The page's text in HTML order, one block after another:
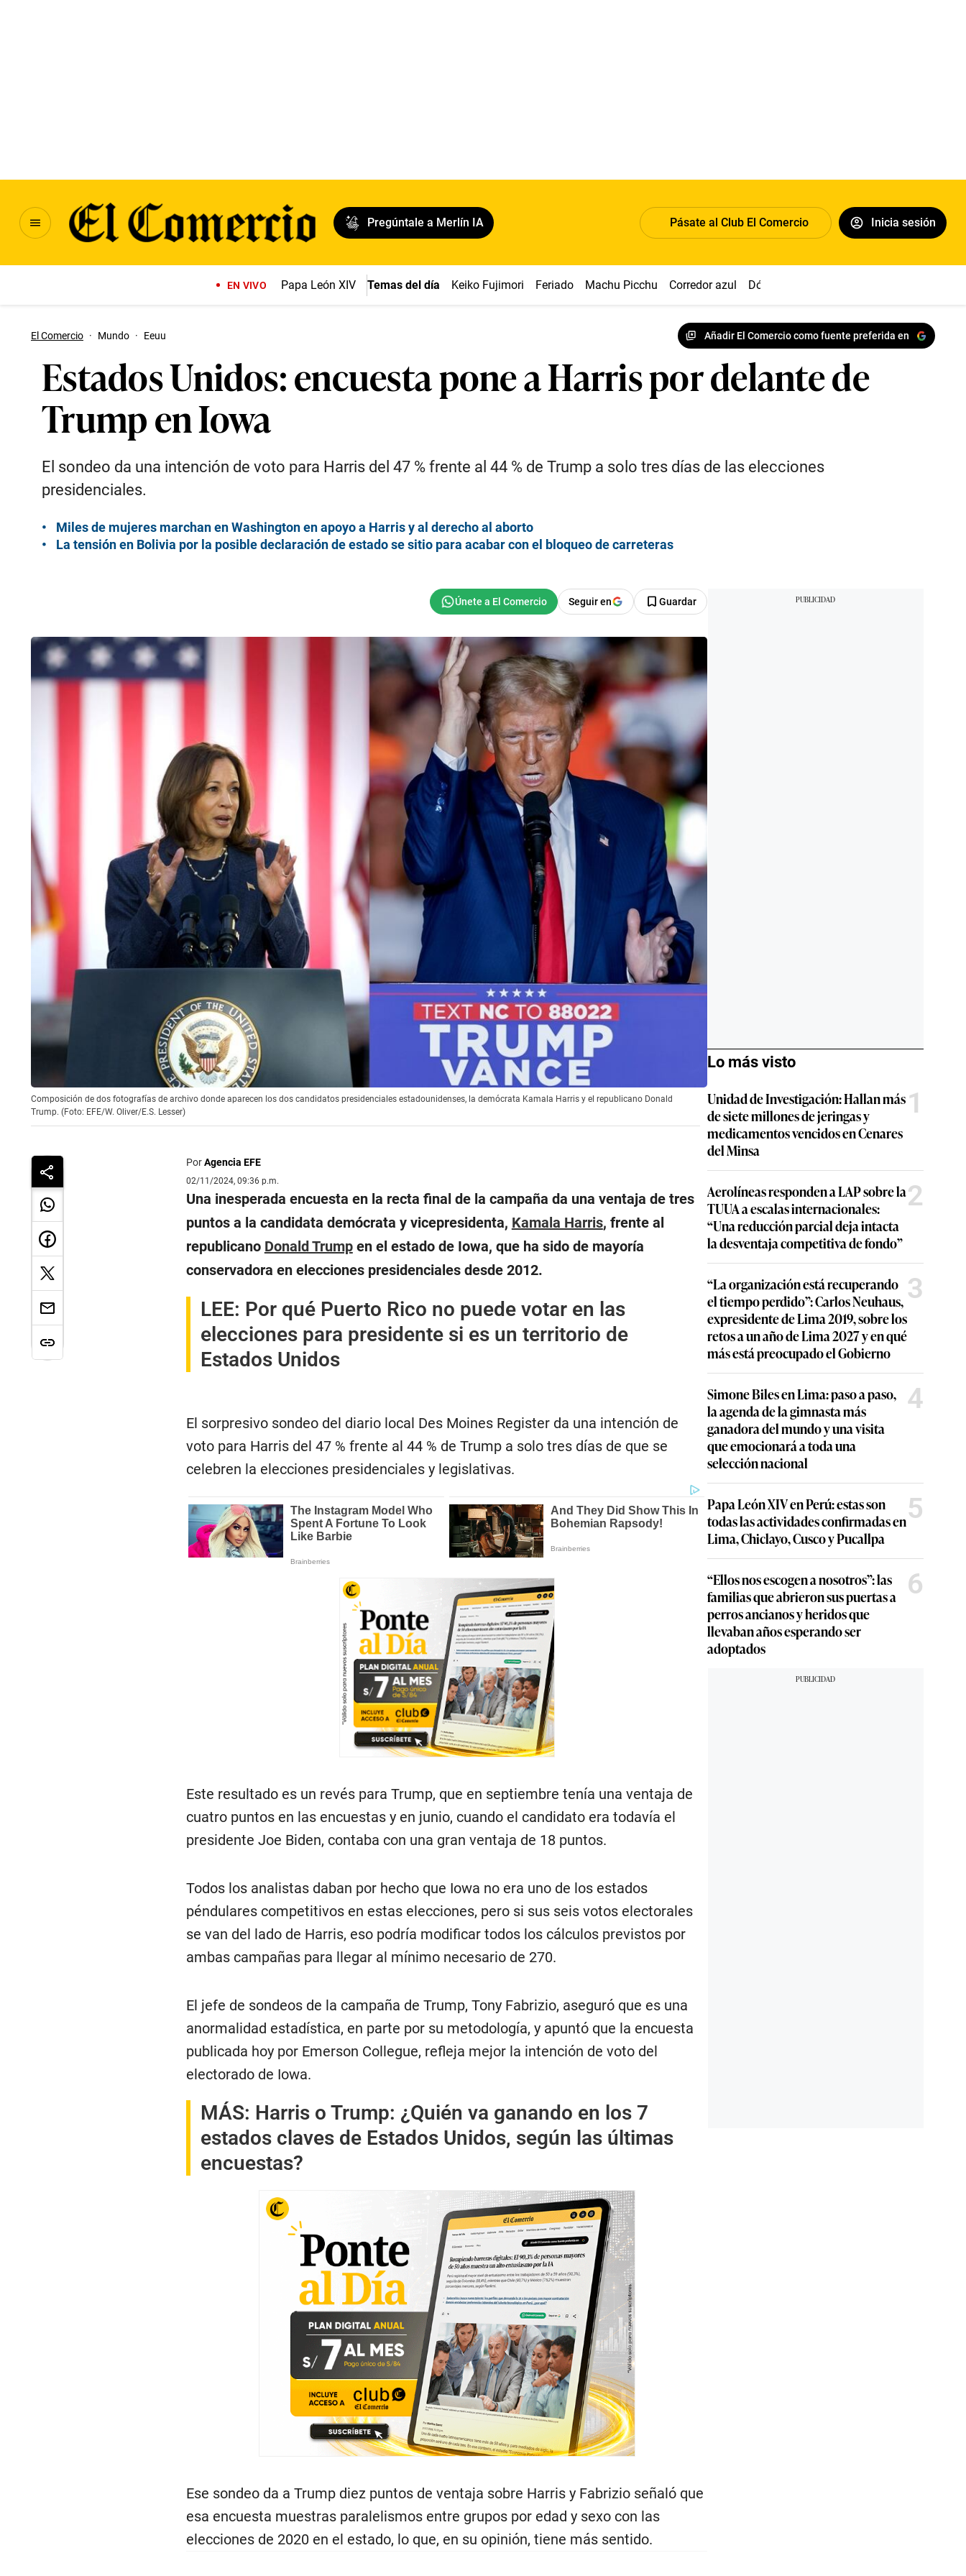
Pregúntale a Merlín IA Pásate al Club El Comercio Inicia sesión
EN VIVO Papa León XIV Temas del día Keiko Fujimori Feriado Machu Picchu Corredor azul Dólar
El Comercio · Mundo · Eeuu Añadir El Comercio como fuente preferida en
Estados Unidos: encuesta pone a Harris por delante de
Trump en Iowa
El sondeo da una intención de voto para Harris del 47 % frente al 44 % de Trump a solo tres días de las elecciones
presidenciales.
Miles de mujeres marchan en Washington en apoyo a Harris y al derecho al aborto
La tensión en Bolivia por la posible declaración de estado se sitio para acabar con el bloqueo de carreteras
Seguir en Guardar
Composición de dos fotografías de archivo donde aparecen los dos candidatos presidenciales estadounidenses, la demócrata Kamala Harris y el republicano Donald
Trump. (Foto: EFE/W. Oliver/E.S. Lesser)
PorAgencia EFE
02/11/2024, 09:36 p.m.
Una inesperada encuesta en la recta final de la campaña da una ventaja de tres
puntos a la candidata demócrata y vicepresidenta, Kamala Harris, frente al
republicano Donald Trumpen el estado de Iowa, que ha sido de mayoría
conservadora en elecciones presidenciales desde 2012.
LEE: Por qué Puerto Rico no puede votar en las
elecciones para presidente si es un territorio de
Estados Unidos
El sorpresivo sondeo del diario local Des Moines Register da una intención de
voto para Harris del 47 % frente al 44 % de Trump a solo tres días de que se
celebren la elecciones presidenciales y legislativas.
Este resultado es un revés para Trump, que en septiembre tenía una ventaja de
cuatro puntos en las encuestas y en junio, cuando el candidato era todavía el
presidente Joe Biden, contaba con una gran ventaja de 18 puntos.
Todos los analistas daban por hecho que Iowa no era uno de los estados
péndulares competitivos en estas elecciones, pero si sus seis votos electorales
se van del lado de Harris, eso podría modificar todos los cálculos previstos por
ambas campañas para llegar al mínimo necesario de 270.
El jefe de sondeos de la campaña de Trump, Tony Fabrizio, aseguró que es una
anormalidad estadística, en parte por su metodología, y apuntó que la encuesta
publicada hoy por Emerson Collegue, refleja mejor la intención de voto del
electorado de Iowa.
MÁS: Harris o Trump: ¿Quién va ganando en los 7
estados claves de Estados Unidos, según las últimas
encuestas?
Ese sondeo da a Trump diez puntos de ventaja sobre Harris y Fabrizio señaló que
esa encuesta muestras paralelismos entre grupos por edad y sexo con las
elecciones de 2020 en el estado, lo que, en su opinión, tiene más sentido.
Lo más visto
Unidad de Investigación: Hallan más
de siete millones de jeringas y
medicamentos vencidos en Cenares
del Minsa
1
Aerolíneas responden a LAP sobre la
TUUA a escalas internacionales:
“Una reducción parcial deja intacta
la desventaja competitiva de fondo”
2
“La organización está recuperando
el tiempo perdido”: Carlos Neuhaus,
expresidente de Lima 2019, sobre los
retos a un año de Lima 2027 y en qué
más está preocupado el Gobierno
3
Simone Biles en Lima: paso a paso,
la agenda de la gimnasta más
ganadora del mundo y una visita
que emocionará a toda una
selección nacional
4
Papa León XIV en Perú: estas son
todas las actividades confirmadas en
Lima, Chiclayo, Cusco y Pucallpa
5
“Ellos nos escogen a nosotros”: las
familias que abrieron sus puertas a
perros ancianos y heridos que
llevaban años esperando ser
adoptados
6